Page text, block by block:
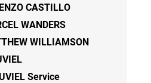
CASTILLO
WANDERS
WILLIAMSON
Service